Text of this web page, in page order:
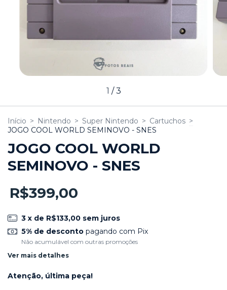
1 /3
Início > Nintendo > Super Nintendo > Cartuchos >
JOGO COOL WORLD SEMINOVO - SNES
JOGO COOL WORLD
SEMINOVO - SNES
R$399,00
3 x de R$133,00 sem juros
5% de descontopagando com Pix
Não acumulável com outras promoções
Ver mais detalhes
Atenção, última peça!